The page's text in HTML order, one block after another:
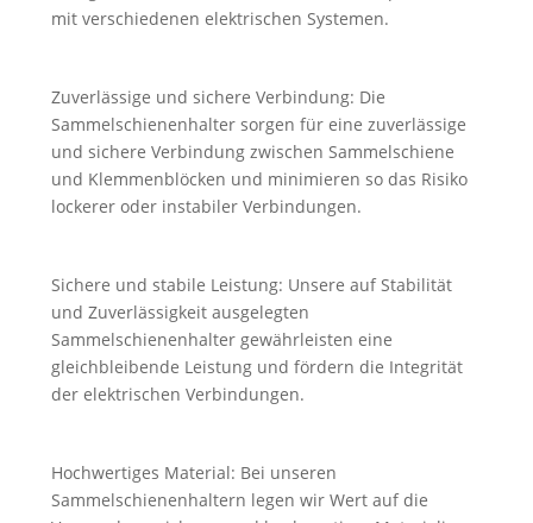
mit verschiedenen elektrischen Systemen.
Zuverlässige und sichere Verbindung: Die
Sammelschienenhalter sorgen für eine zuverlässige
und sichere Verbindung zwischen Sammelschiene
und Klemmenblöcken und minimieren so das Risiko
lockerer oder instabiler Verbindungen.
Sichere und stabile Leistung: Unsere auf Stabilität
und Zuverlässigkeit ausgelegten
Sammelschienenhalter gewährleisten eine
gleichbleibende Leistung und fördern die Integrität
der elektrischen Verbindungen.
Hochwertiges Material: Bei unseren
Sammelschienenhaltern legen wir Wert auf die